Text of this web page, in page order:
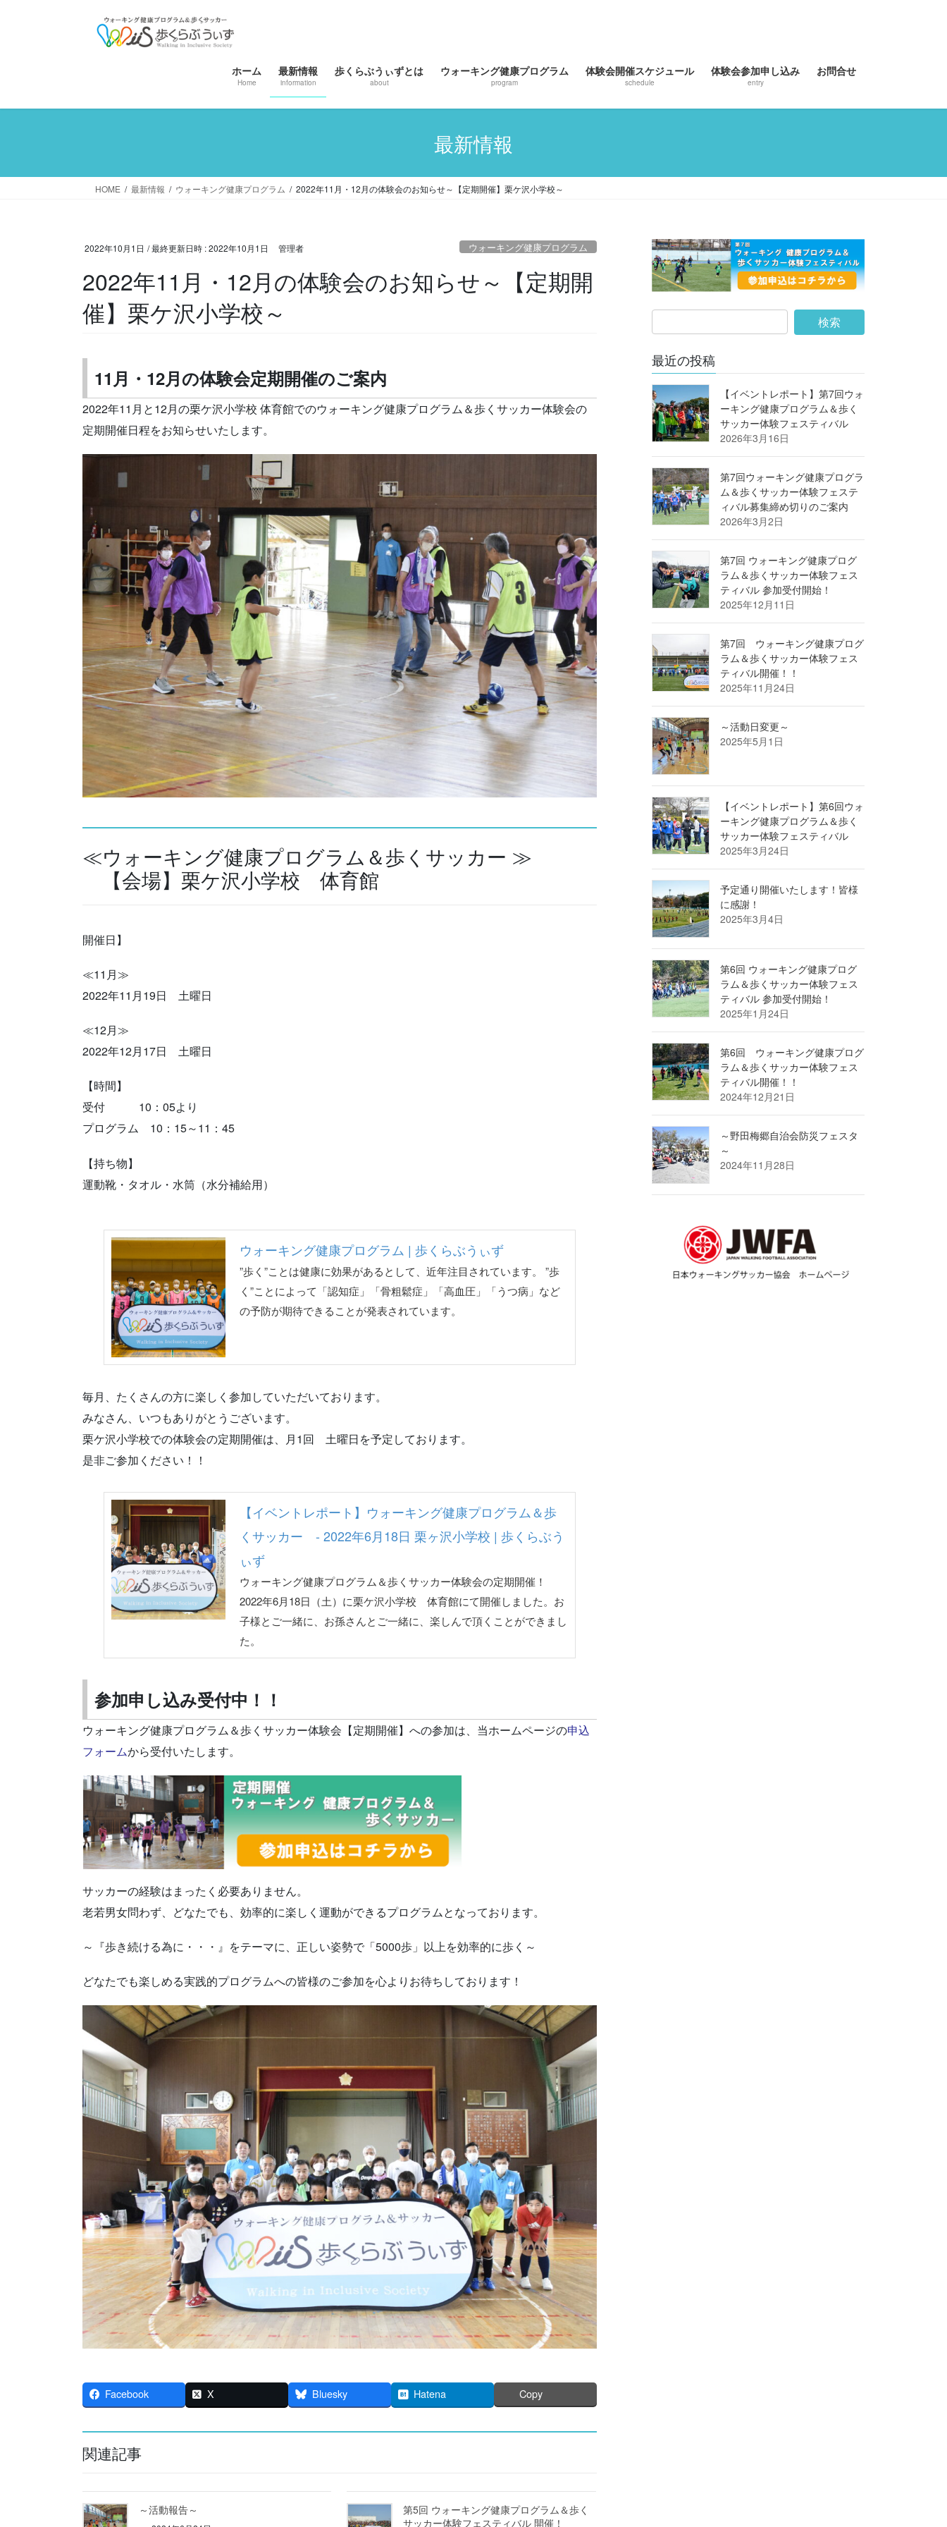
ス
ン
ホーム
Home
最新情報
information
歩くらぶうぃずとは
about
ウォーキング健康プログラム
program
体験会開催スケジュール
schedule
体験会参加申し込み
entry
お問合せ
最新情報
HOME 最新情報 ウォーキング健康プログラム 2022年11月・12月の体験会のお知らせ～【定期開催】栗ケ沢小学校～
2022年10月1日 / 最終更新日時 :2022年10月1日 管理者 ウォーキング健康プログラム
2022年11月・12月の体験会のお知らせ～【定期開
催】栗ケ沢小学校～
11月・12月の体験会定期開催のご案内
2022年11月と12月の栗ケ沢小学校 体育館でのウォーキング健康プログラム＆歩くサッカー体験会の
定期開催日程をお知らせいたします。
≪ウォーキング健康プログラム＆歩くサッカー ≫
【会場】栗ケ沢小学校 体育館
開催日】
≪11月≫
2022年11月19日 土曜日
≪12月≫
2022年12月17日 土曜日
【時間】
受付 10：05より
プログラム 10：15～11：45
【持ち物】
運動靴・タオル・水筒（水分補給用）
ウォーキング健康プログラム | 歩くらぶうぃず
”歩く”ことは健康に効果があるとして、近年注目されています。 ”歩
く”ことによって「認知症」「骨粗鬆症」「高血圧」「うつ病」など
の予防が期待できることが発表されています。
毎月、たくさんの方に楽しく参加していただいております。
みなさん、いつもありがとうございます。
栗ケ沢小学校での体験会の定期開催は、月1回 土曜日を予定しております。
是非ご参加ください！！
【イベントレポート】ウォーキング健康プログラム＆歩
くサッカー - 2022年6月18日 栗ヶ沢小学校 | 歩くらぶう
ぃず
ウォーキング健康プログラム＆歩くサッカー体験会の定期開催！
2022年6月18日（土）に栗ケ沢小学校 体育館にて開催しました。お
子様とご一緒に、お孫さんとご一緒に、楽しんで頂くことができまし
た。
参加申し込み受付中！！
ウォーキング健康プログラム＆歩くサッカー体験会【定期開催】への参加は、当ホームページの申込
フォームから受付いたします。
サッカーの経験はまったく必要ありません。
老若男女問わず、どなたでも、効率的に楽しく運動ができるプログラムとなっております。
～『歩き続ける為に・・・』をテーマに、正しい姿勢で「5000歩」以上を効率的に歩く～
どなたでも楽しめる実践的プログラムへの皆様のご参加を心よりお待ちしております！
Facebook X Bluesky Hatena Copy
関連記事
～活動報告～
第5回 ウォーキング健康プログラム＆歩く
サッカー体験フェスティバル 開催！
最近の投稿
【イベントレポート】第7回ウォ
ーキング健康プログラム＆歩く
サッカー体験フェスティバル
2026年3月16日
第7回ウォーキング健康プログラ
ム＆歩くサッカー体験フェステ
ィバル募集締め切りのご案内
2026年3月2日
第7回 ウォーキング健康プログ
ラム＆歩くサッカー体験フェス
ティバル 参加受付開始！
2025年12月11日
第7回 ウォーキング健康プログ
ラム＆歩くサッカー体験フェス
ティバル開催！！
2025年11月24日
～活動日変更～
2025年5月1日
【イベントレポート】第6回ウォ
ーキング健康プログラム＆歩く
サッカー体験フェスティバル
2025年3月24日
予定通り開催いたします！皆様
に感謝！
2025年3月4日
第6回 ウォーキング健康プログ
ラム＆歩くサッカー体験フェス
ティバル 参加受付開始！
2025年1月24日
第6回 ウォーキング健康プログ
ラム＆歩くサッカー体験フェス
ティバル開催！！
2024年12月21日
～野田梅郷自治会防災フェスタ
～
2024年11月28日